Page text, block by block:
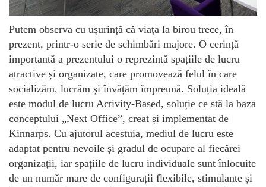
Putem observa cu ușurință că viața la birou trece, în
prezent, printr-o serie de schimbări majore. O cerință
importantă a prezentului o reprezintă spațiile de lucru
atractive și organizate, care promovează felul în care
socializăm, lucrăm și învățăm împreună. Soluția ideală
este modul de lucru Activity-Based, soluție ce stă la baza
conceptului „Next Office”, creat și implementat de
Kinnarps. Cu ajutorul acestuia, mediul de lucru este
adaptat pentru nevoile și gradul de ocupare al fiecărei
organizații, iar spațiile de lucru individuale sunt înlocuite
de un număr mare de configurații flexibile, stimulante și